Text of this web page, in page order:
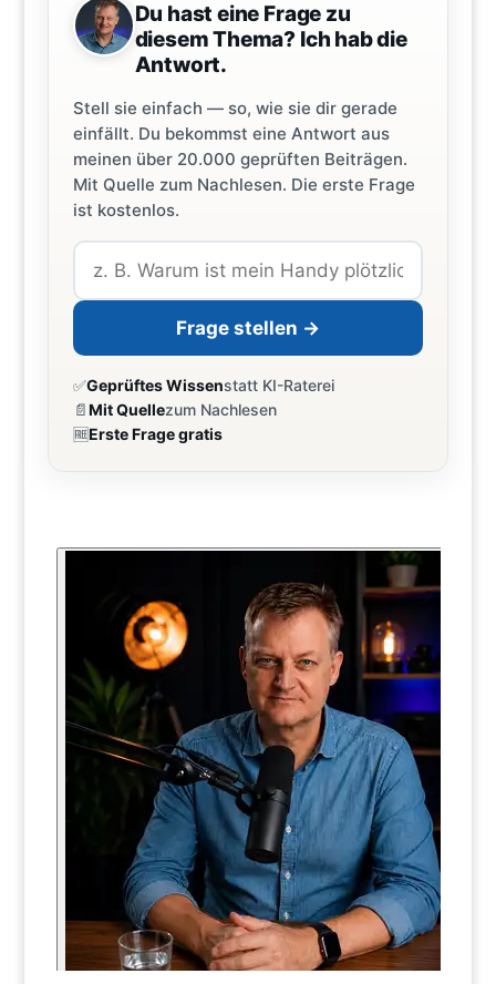
Du hast eine Frage zu
diesem Thema? Ich hab die
Antwort.
Stell sie einfach — so, wie sie dir gerade
einfällt. Du bekommst eine Antwort aus
meinen über 20.000 geprüften Beiträgen.
Mit Quelle zum Nachlesen. Die erste Frage
ist kostenlos.
Frage stellen →
✅Geprüftes Wissenstatt KI-Raterei
📄Mit Quellezum Nachlesen
🆓Erste Frage gratis